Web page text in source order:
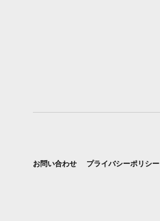
お問い合わせ プライバシーポリシー